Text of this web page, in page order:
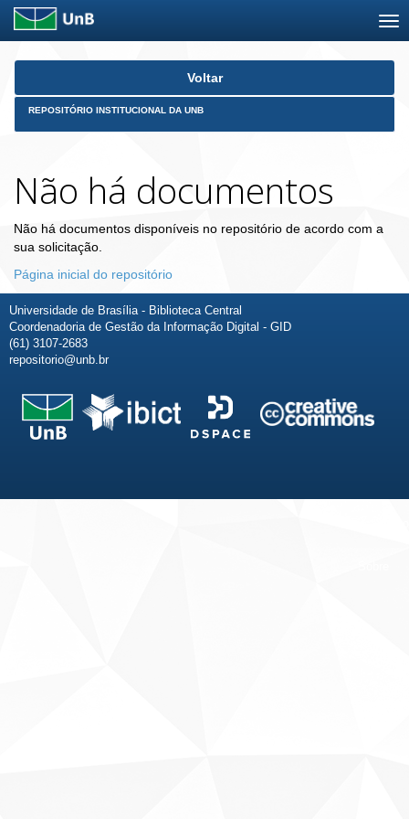
Skip
Voltar
REPOSITÓRIO INSTITUCIONAL DA UNB
Não há documentos
Não há documentos disponíveis no repositório de acordo com a
sua solicitação.
Página inicial do repositório
Universidade de Brasília - Biblioteca Central
Coordenadoria de Gestão da Informação Digital - GID
(61) 3107-2683
repositorio@unb.br